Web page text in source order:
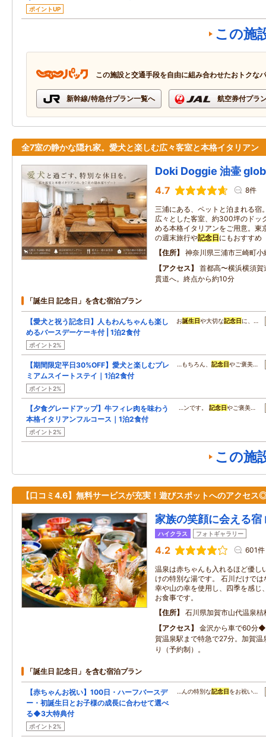
ポイントUP
この施
この施設と交通手段を自由に組み合わせたおトクな
新幹線/特急付プラン一覧へ 航空券付プラ
全7室の静かな隠れ家。愛犬と楽しむ広々客室と本格イタリアン
Doki Doggie 油壷
4.7 8件
三浦にある、ペットと泊まれる宿
広々とした客室、約300坪のドッ
める本格イタリアンをご用意。東
の週末旅行や記念日にもおすすめ
住所
神奈川県三浦市三崎町小
アクセス
首都高〜横浜横須
貫道へ。終点から約10分
「誕生日 記念日」を含む宿泊プラン
【愛犬と祝う記念日】人もわんちゃんも楽し
めるバースデーケーキ付 | 1泊2食付
ポイント2%
お誕生日や大切な記念日 に、…
【期間限定平日30%OFF】愛犬と楽しむプレ
ミアムスイートステイ｜1泊2食付
ポイント2%
…もちろん、 記念日やご褒美…
【夕食グレードアップ】牛フィレ肉を味わう
本格イタリアンフルコース｜1泊2食付
ポイント2%
…ンです。記念日やご褒美…
この施
【口コミ4.6】無料サービスが充実！遊びスポットへのアクセス
家族の笑顔に会える宿
ハイクラス フォトギャラリー
4.2 601件
温泉は赤ちゃんも入れるほど優し
けの特別な湯です。 石川だけで
幸や山の幸を使用し、四季を感じ
お食事です。
住所
石川県加賀市山代温泉
アクセス
金沢から車で60分
賀温泉駅まで特急で27分。加賀温
り（予約制）。
「誕生日 記念日」を含む宿泊プラン
【赤ちゃんお祝い】100日・ハーフバースデ
ー・初誕生日とお子様の成長に合わせて選べ
る◆3大特典付
ポイント2%
…んの特別な記念日 をお祝い…